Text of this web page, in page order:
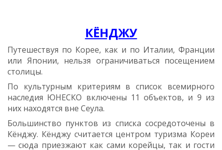
КЁНДЖУ
Путешествуя по Корее, как и по Италии, Франции
или Японии, нельзя ограничиваться посещением
столицы.
По культурным критериям в список всемирного
наследия ЮНЕСКО включены 11 объектов, и 9 из
них находятся вне Сеула.
Большинство пунктов из списка сосредоточены в
Кёнджу. Кёнджу считается центром туризма Кореи
— сюда приезжают как сами корейцы, так и гости